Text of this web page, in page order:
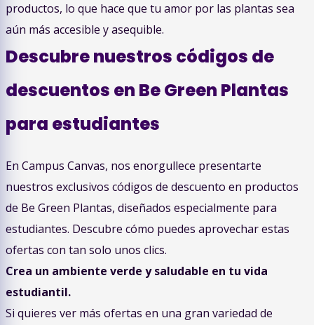
productos, lo que hace que tu amor por las plantas sea
aún más accesible y asequible.
Descubre nuestros códigos de
descuentos en Be Green Plantas
para estudiantes
En Campus Canvas, nos enorgullece presentarte
nuestros exclusivos códigos de descuento en productos
de Be Green Plantas, diseñados especialmente para
estudiantes. Descubre cómo puedes aprovechar estas
ofertas con tan solo unos clics.
Crea un ambiente verde y saludable en tu vida
estudiantil.
Si quieres ver más ofertas en una gran variedad de